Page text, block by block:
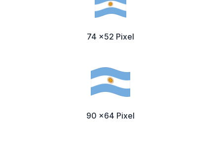
74 x52 Pixel
90 x64 Pixel